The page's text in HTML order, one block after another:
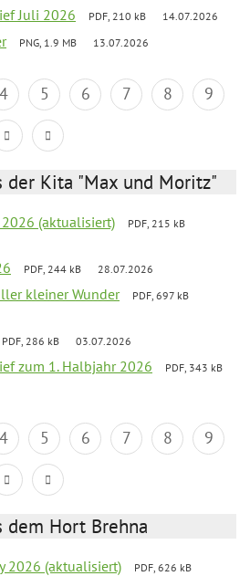
Juli 2026 PDF, 210 kB 14.07.2026
PNG, 1.9 MB 13.07.2026
4 5 6 7 8
9
der Kita "Max und Moritz"
2026 (aktualisiert)
PDF, 215 kB
PDF, 244 kB 28.07.2026
kleiner Wunder
PDF, 697 kB
PDF, 286 kB 03.07.2026
zum 1. Halbjahr 2026
PDF, 343 kB
4 5 6 7 8
9
dem Hort Brehna
2026 (aktualisiert)
PDF, 626 kB